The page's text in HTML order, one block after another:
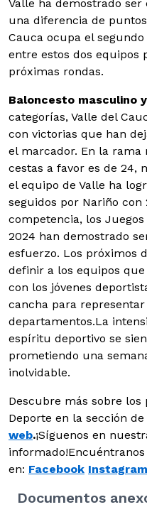
Valle ha demostrado
una diferencia de
Cauca ocupa el
entre estos dos equipos
próximas rondas.
Baloncesto masculino
categorías, Valle del
con victorias que han
el marcador. En la
cestas a favor es de 24,
el equipo de Valle ha
seguidos por Nariño con
competencia, los
2024 han demostrado
esfuerzo. Los próximos
definir a los equipos
con los jóvenes
cancha para
departamentos.La
espíritu deportivo se
prometiendo una
inolvidable.
Descubre más sobre
Deporte en la sección
web.¡Síguenos en
informado!Encuéntranos
en: Facebook Instagram
Documentos